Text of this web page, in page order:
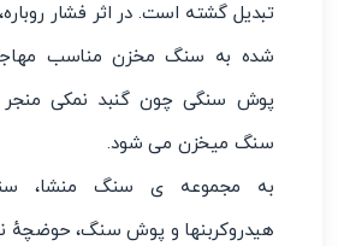
تبدیل گشته است. در اثر فشار
شده به سنگ مخزن مناسب
پوش سنگی چون گنبد نمکی منجر
سنگ میخزن می شود.
به مجموعه ی سنگ منشا،
هیدروکربنها و پوش سنگ، حوضچهٔ